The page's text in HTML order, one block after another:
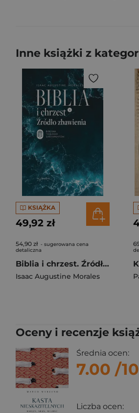
Inne książki z
KSIĄŻKA
49,92 zł
54,90 zł - sugerowana cena
detaliczna
Biblia i chrzest. Źródło zbawienia
Isaac Augustine Morales
Oceny i recenzje
Średnia ocen:
7.00 /10
Liczba ocen: